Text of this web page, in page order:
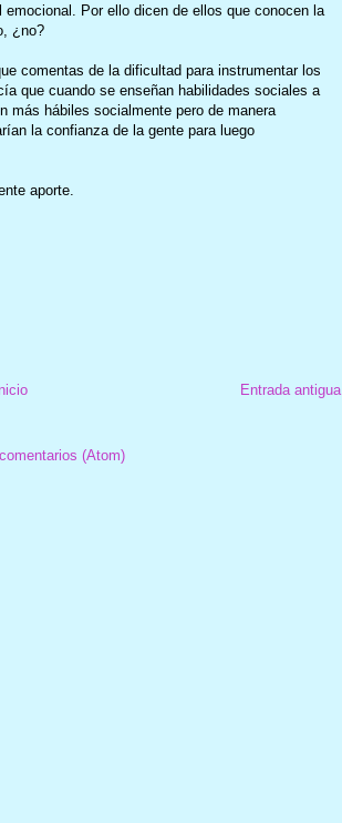
Por ello dicen de ellos que conocen la
¿no?
comentas de la dificultad para instrumentar los
que cuando se enseñan habilidades sociales a
más hábiles socialmente pero de manera
la confianza de la gente para luego
aporte.
Entrada antigua
Inicio
(Atom)